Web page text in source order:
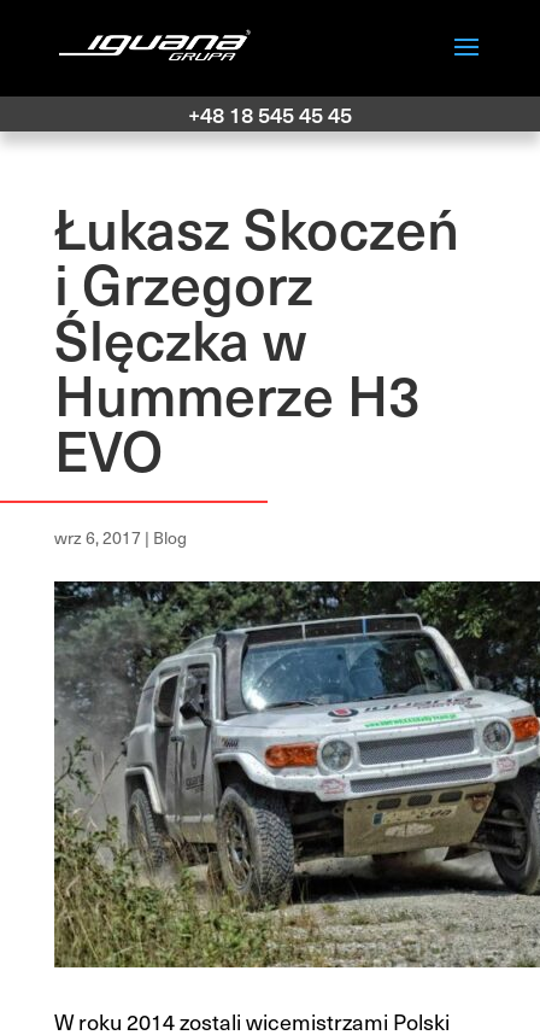
+48 18 545 45 45
Łukasz Skoczeń
i Grzegorz
Ślęczka w
Hummerze H3
EVO
wrz 6, 2017 | Blog
W roku 2014 zostali wicemistrzami Polski